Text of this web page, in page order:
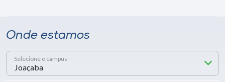
Onde estamos
Selecione o campus